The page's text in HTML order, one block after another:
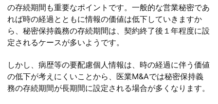
の存続期間も重要なポイントです。一般的な営業秘密であ
れば時の経過とともに情報の価値は低下していきますか
ら、秘密保持義務の存続期間は、契約終了後１年程度に設
定されるケースが多いようです。
しかし、病歴等の要配慮個人情報は、時の経過に伴う価値
の低下が考えにくいことから、医業M&Aでは秘密保持義
務の存続期間が長期間に設定される場合が多くなります。